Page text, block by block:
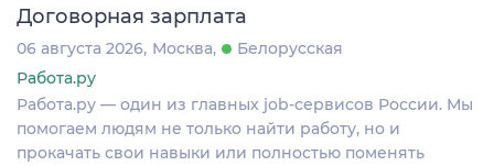
Договорная зарплата
06 августа 2026 Москва
Белорусская
Работа.ру
Работа.ру — один из главных job-сервисов России. Мы
помогаем людям не только найти работу, но и
прокачать свои навыки или полностью поменять